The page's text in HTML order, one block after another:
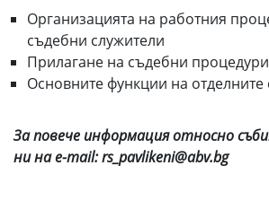
Организацията на работния
съдебни служители
Прилагане на съдебни процедури
Основните функции на
За повече информация относно
ни на e-mail: rs_pavlikeni@abv.bg